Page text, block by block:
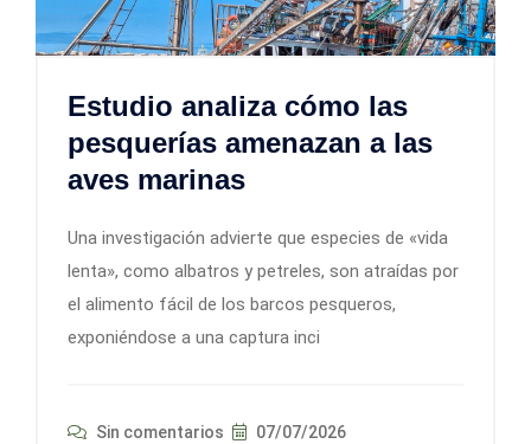
Estudio analiza cómo las
pesquerías amenazan a las
aves marinas
Una investigación advierte que especies de «vida
lenta», como albatros y petreles, son atraídas por
el alimento fácil de los barcos pesqueros,
exponiéndose a una captura inci
Sin comentarios 07/07/2026